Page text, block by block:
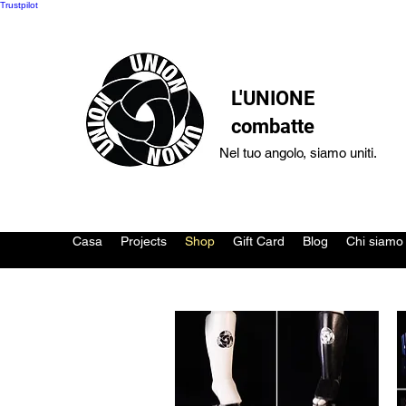
Trustpilot
L'UNIONE
combatte
Nel tuo angolo, siamo uniti.
Casa Projects Shop Gift Card Blog Chi siamo